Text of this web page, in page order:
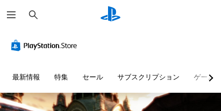
索
最新情報 特集 セール サブスクリプション ゲーム